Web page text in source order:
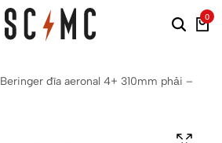
0
Beringer đĩa aeronal 4+ 310mm phải –